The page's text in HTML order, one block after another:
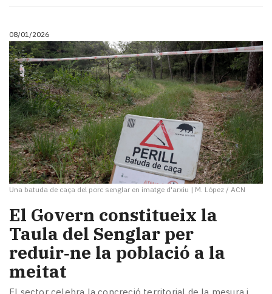
08/01/2026
Una batuda de caça del porc senglar en imatge d'arxiu | M. López / ACN
​El Govern constitueix la
Taula del Senglar per
reduir‑ne la població a la
meitat
El sector celebra la concreció territorial de la mesura i